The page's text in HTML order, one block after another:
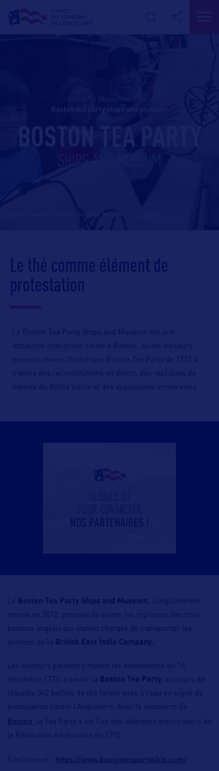
boston tea party ships and museum
BOSTON TEA PARTY
SHIPS AND MUSEUM
Le thé comme élément de
protestation
Le Boston Tea Party Ships and Museum est une
attraction interactive située à Boston, où les visiteurs
peuvent revivre l’historique Boston Tea Party de 1773 à
travers des reconstitutions en direct, des répliques de
navires du XVIIIe siècle et des expositions immersives.
Le Boston Tea Party Ships and Museum, complètement
rénové en 2012, propose de visiter les répliques des trois
bateaux anglais qui étaient chargés de transporter les
denrées de la British East India Company.
Les visiteurs peuvent y revivre les événements du 16
décembre 1773, à savoir la Boston Tea Party, au cours de
laquelle 342 ballots de thé furent jetés à l’eau en signe de
protestation contre l’Angleterre. Avec le massacre de
Boston
, la Tea Party a été l’un des éléments précurseurs de
la Révolution Américaine de 1775.
Site internet : https://www.bostonteapartyship.com/